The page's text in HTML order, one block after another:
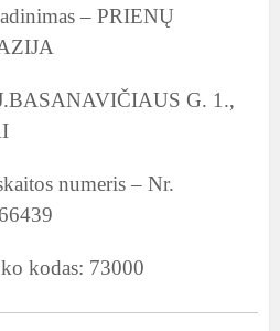
– PRIENŲ
G. 1.,
numeris – Nr.
kodas: 73000